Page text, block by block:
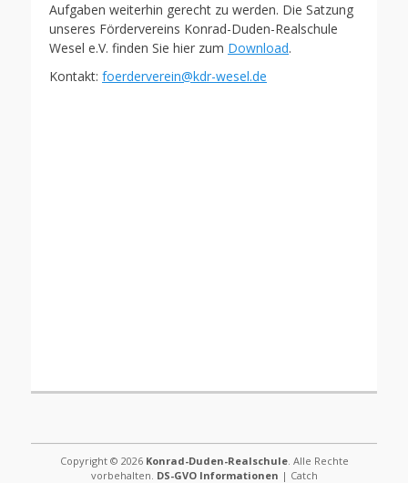
Aufgaben weiterhin gerecht zu werden. Die Satzung
unseres Fördervereins Konrad-Duden-Realschule
Wesel e.V. finden Sie hier zum Download.
Kontakt: foerderverein@kdr-wesel.de
Copyright © 2026 Konrad-Duden-Realschule. Alle Rechte
vorbehalten. DS-GVO Informationen | Catch